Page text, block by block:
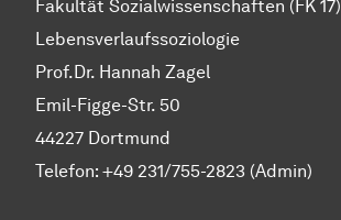
Fakultät Sozialwissenschaften (FK 17)
Lebensverlaufssoziologie
Prof.Dr. Hannah Zagel
Emil-Figge-Str. 50
44227 Dortmund
Telefon: +49 231/755-2823 (Admin)